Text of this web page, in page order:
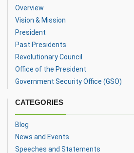
Overview
Vision & Mission
President
Past Presidents
Revolutionary Council
Office of the President
Government Security Office (GSO)
CATEGORIES
Blog
News and Events
Speeches and Statements